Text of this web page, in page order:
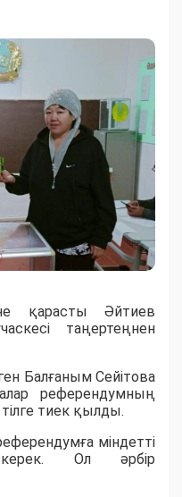
қарасты Әйтиев
таңертеңнен
Балғаным Сейітова
референдумның
тиек қылды.
міндетті
Ол әрбір